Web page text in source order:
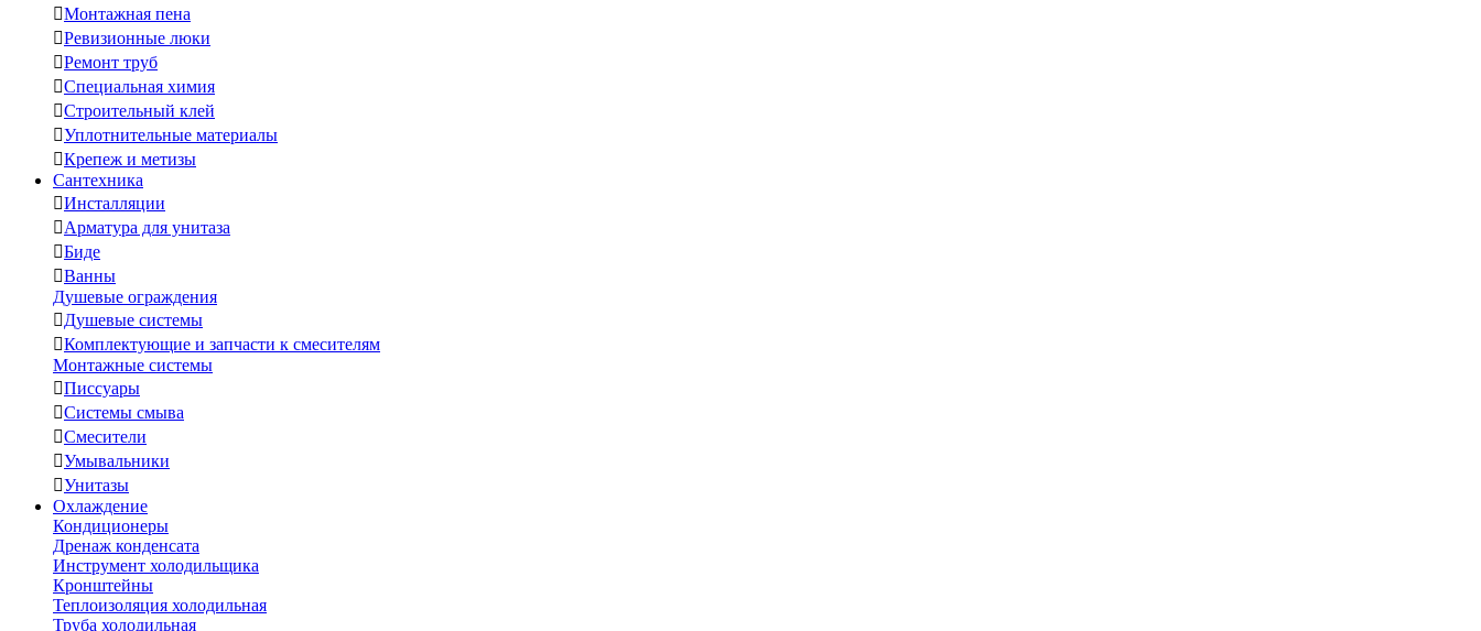
Монтажная пена
Ревизионные люки
Ремонт труб
Специальная химия
Строительный клей
Уплотнительные материалы
Крепеж и метизы
Сантехника
Инсталляции
Арматура для унитаза
Биде
Ванны
Душевые ограждения
Душевые системы
Комплектующие и запчасти к смесителям
Монтажные системы
Писсуары
Системы смыва
Смесители
Умывальники
Унитазы
Охлаждение
Кондиционеры
Дренаж конденсата
Инструмент холодильщика
Кронштейны
Теплоизоляция холодильная
Труба холодильная